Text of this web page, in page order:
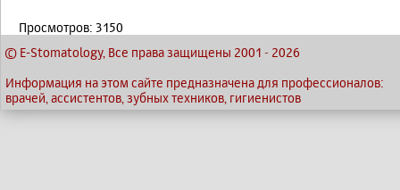
Просмотров: 3150
© E-Stomatology, Все права защищены 2001 - 2026
Информация на этом сайте предназначена для профессионалов:
врачей, ассистентов, зубных техников, гигиенистов